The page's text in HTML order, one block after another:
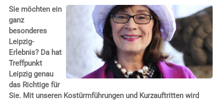
Sie möchten ein
ganz
besonderes
Leipzig-
Erlebnis? Da hat
Treffpunkt
Leipzig genau
das Richtige für
Sie. Mit unseren Kostürmführungen und Kurzauftritten wird